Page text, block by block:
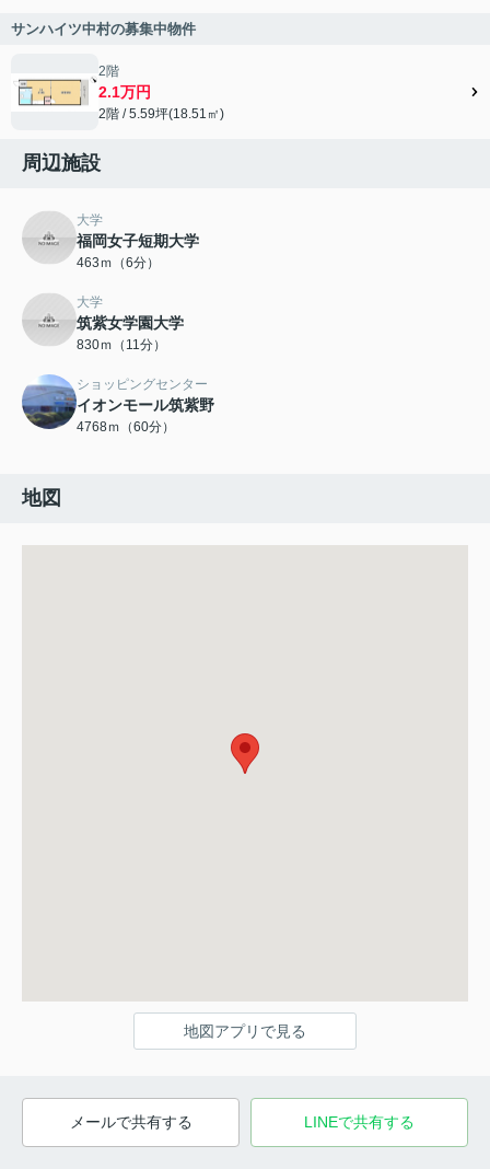
サンハイツ中村の募集中物件
2階
2.1万円
2階 / 5.59坪(18.51㎡)
周辺施設
大学
福岡女子短期大学
463ｍ（6分）
大学
筑紫女学園大学
830ｍ（11分）
ショッピングセンター
イオンモール筑紫野
4768ｍ（60分）
地図
地図アプリで見る
メールで共有する LINEで共有する